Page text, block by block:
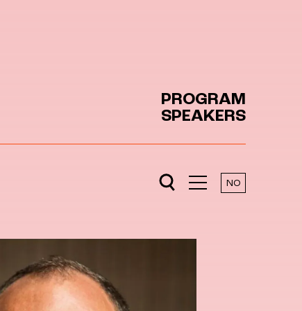
PROGRAM
SPEAKERS
NO